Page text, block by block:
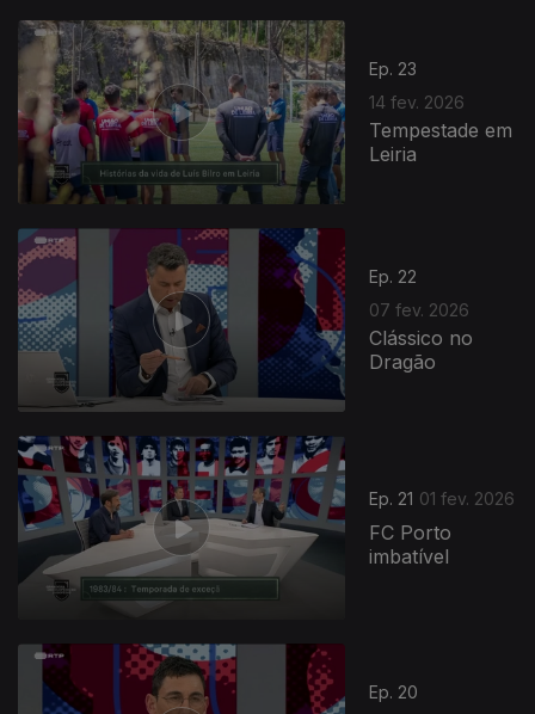
Ep. 23
14 fev. 2026
Tempestade em
Leiria
Ep. 22
07 fev. 2026
Clássico no
Dragão
Ep. 21 01 fev. 2026
FC Porto
imbatível
Ep. 20
904517